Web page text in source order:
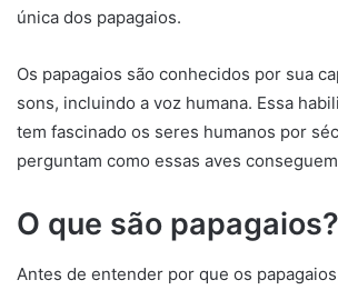
única dos papagaios.
Os papagaios são conhecidos por sua
sons, incluindo a voz humana. Essa
tem fascinado os seres humanos por
perguntam como essas aves
O que são papagaios?
Antes de entender por que os